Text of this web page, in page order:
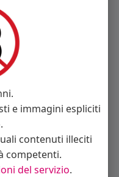
pubblicati a
gli annunci
a te.
questa sezione.
e immagini espliciti
contenuti illeciti
competenti.
del servizio.